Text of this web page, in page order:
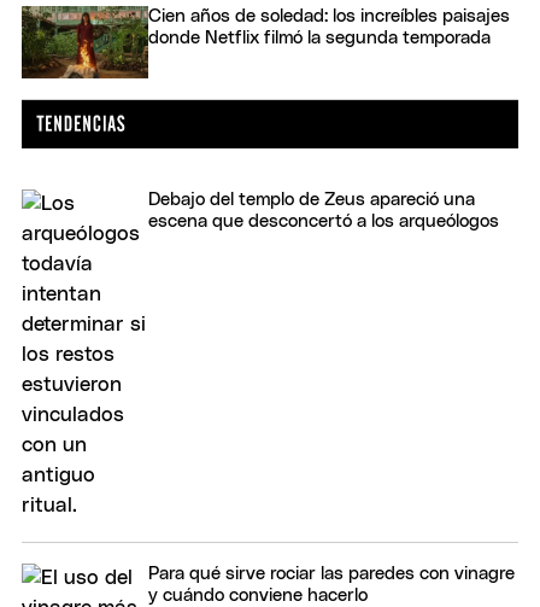
Cien años de soledad: los increíbles paisajes
donde Netflix filmó la segunda temporada
Debajo del templo de Zeus apareció una
escena que desconcertó a los arqueólogos
Para qué sirve rociar las paredes con vinagre
y cuándo conviene hacerlo